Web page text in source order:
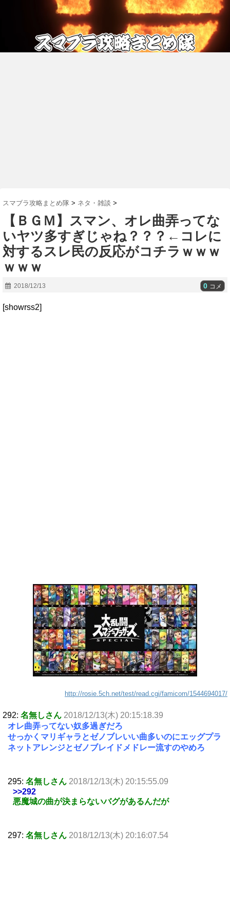
スマブラ攻略まとめ隊 > ネタ・雑談 >
【ＢＧＭ】スマン、オレ曲弄ってな
いヤツ多すぎじゃね？？？←コレに
対するスレ民の反応がコチラｗｗｗ
ｗｗｗ
2018/12/13 0 コメ
[showrss2]
http://rosie.5ch.net/test/read.cgi/famicom/1544694017/
292: 名無しさん 2018/12/13(木) 20:15:18.39
オレ曲弄ってない奴多過ぎだろ
せっかくマリギャラとゼノブレいい曲多いのにエッグプラ
ネットアレンジとゼノブレイドメドレー流すのやめろ
295: 名無しさん 2018/12/13(木) 20:15:55.09
>>292
悪魔城の曲が決まらないバグがあるんだが
297: 名無しさん 2018/12/13(木) 20:16:07.54